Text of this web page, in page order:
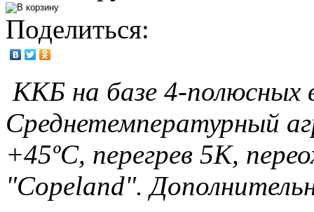
Поделиться:
ККБ на базе 4-полюсных
Среднетемпературный
+45ºС, перегрев 5К,
"Copeland".